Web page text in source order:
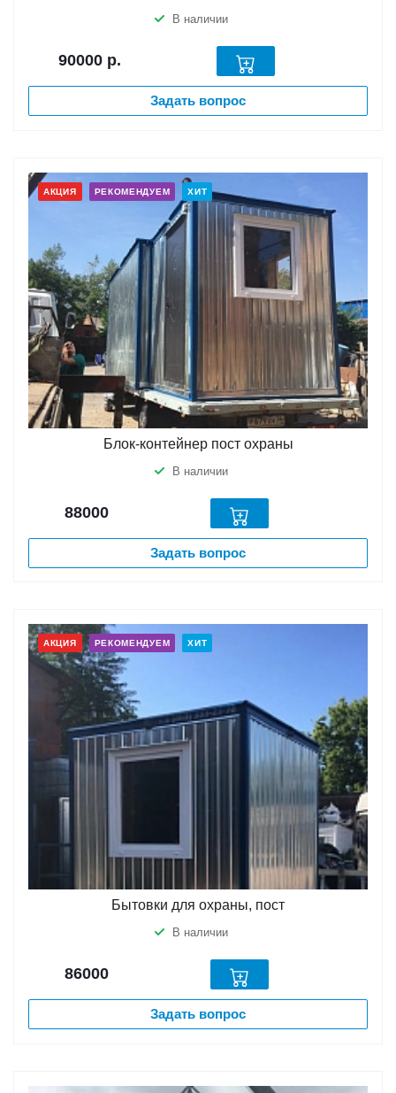
В наличии
90000 р.
Задать вопрос
АКЦИЯ РЕКОМЕНДУЕМ ХИТ
Блок-контейнер пост охраны
В наличии
88000
Задать вопрос
АКЦИЯ РЕКОМЕНДУЕМ ХИТ
Бытовки для охраны, пост
В наличии
86000
Задать вопрос